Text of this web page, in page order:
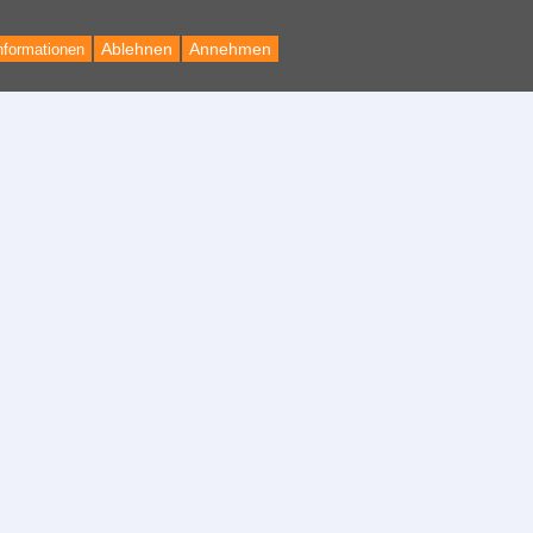
Annehmen
Ablehnen